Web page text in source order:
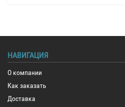
НАВИГАЦИЯ
О компании
Как заказать
Доставка